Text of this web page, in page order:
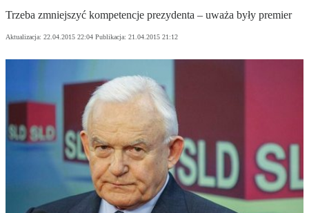
Trzeba zmniejszyć kompetencje prezydenta – uważa były premier
Aktualizacja: 22.04.2015 22:04 Publikacja: 21.04.2015 21:12